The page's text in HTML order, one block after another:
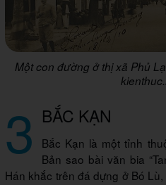
Một con đường ở thị xã Phủ
3 BẮC KẠN
Bắc Kạn là một tỉnh
Bản sao bài văn bia
Hán khắc trên đá dựng ở Bó